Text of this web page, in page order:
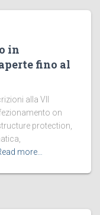
in
fino al
alla VII
on
protection,
more…